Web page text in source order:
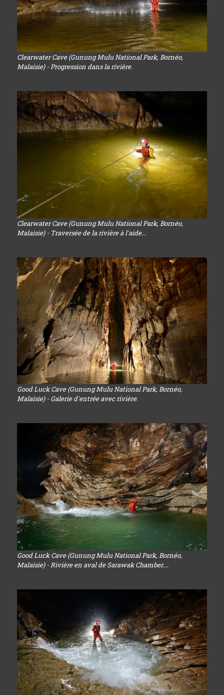
Clearwater Cave (Gunung Mulu National Park, Bornéo,
Malaisie) - Progression dans la rivière.
Clearwater Cave (Gunung Mulu National Park, Bornéo,
Malaisie) - Traversée de la rivière à l'aide...
Good Luck Cave (Gunung Mulu National Park, Bornéo,
Malaisie) - Galerie d'entrée avec rivière.
Good Luck Cave (Gunung Mulu National Park, Bornéo,
Malaisie) - Rivière en aval de Sarawak Chamber....